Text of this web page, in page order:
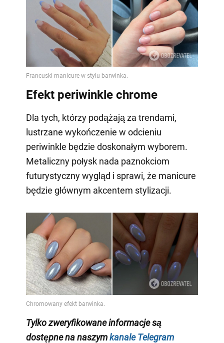
Efekt periwinkle chrome
Dla tych, którzy podążają za trendami,
lustrzane wykończenie w odcieniu
periwinkle będzie doskonałym wyborem.
Metaliczny połysk nada paznokciom
futurystyczny wygląd i sprawi, że manicure
będzie głównym akcentem stylizacji.
Tylko zweryfikowane informacje są
dostępne na naszymkanale Telegram